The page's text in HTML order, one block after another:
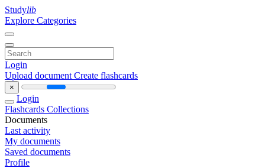
Studylib
Explore Categories
Login
Upload document Create flashcards
×
Login
Flashcards Collections
Documents
Last activity
My documents
Saved documents
Profile